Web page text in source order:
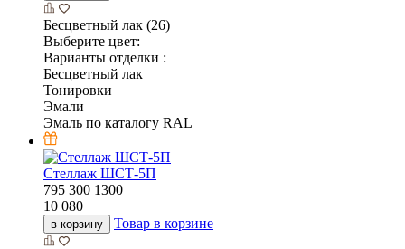
Бесцветный лак (26)
Выберите цвет:
Варианты отделки :
Бесцветный лак
Тонировки
Эмали
Эмаль по каталогу RAL
Стеллаж ШСТ-5П
795 300 1300
10 080
в корзину Товар в корзине